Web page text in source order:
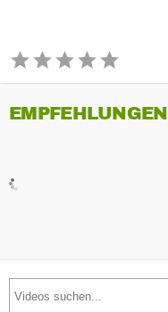
EMPFEHLUNGEN